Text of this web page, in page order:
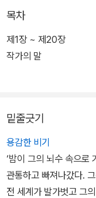
마지막 장면에서 ‘선’과
악이 뒤엉키고 기존의 논
을 암시하는 결말이 의
목차
제1장 ~ 제20장
작가의 말
밑줄긋기
용감한 비기
‘밤이 그의 뇌수 속으로
관통하고 빠져나갔다.
전 세계가 발가벗고 그